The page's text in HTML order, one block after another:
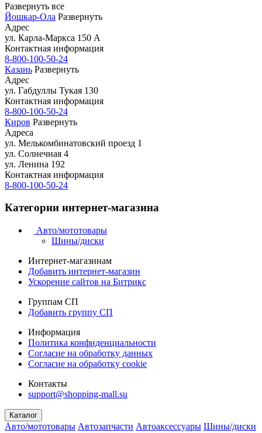
Развернуть все
Йошкар-Ола Развернуть
Адрес
ул. Карла-Маркса 150 А
Контактная информация
8-800-100-50-24
Казань Развернуть
Адрес
ул. Габдуллы Тукая 130
Контактная информация
8-800-100-50-24
Киров Развернуть
Адреса
ул. Мелькомбинатовский проезд 1
ул. Солнечная 4
ул. Ленина 192
Контактная информация
8-800-100-50-24
Категории интернет-магазина
Авто/мототовары
Шины/диски
Интернет-магазинам
Добавить интернет-магазин
Ускорение сайтов на Битрикс
Группам СП
Добавить группу СП
Информация
Политика конфиденциальности
Согласие на обработку данных
Согласие на обработку cookie
Контакты
support@shopping-mall.su
Каталог
Авто/мототовары Автозапчасти Автоаксессуары Шины/диски